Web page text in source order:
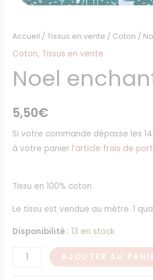
Accueil /Tissus en vente / Coton /
Coton, Tissus en vente
Noel
5,50€
Si votre commande dépasse les
à votre panier l’article frais de port
Tissu en 100% coton
Le tissu est vendue au mètre. 1
Disponibilité : 13 en stock
AJOUTER AU